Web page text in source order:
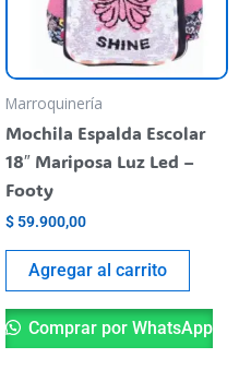
Marroquinería
Mochila Espalda Escolar
18″ Mariposa Luz Led –
Footy
$ 59.900,00
Agregar al carrito
Comprar por WhatsApp